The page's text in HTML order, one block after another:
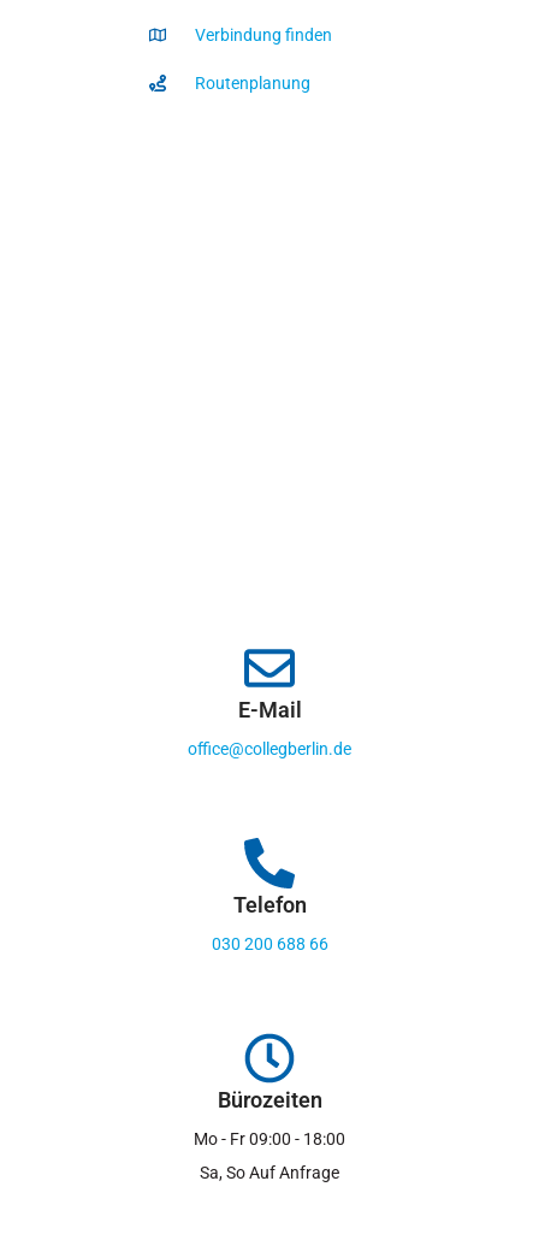
Verbindung finden
Routenplanung
E-Mail
office@collegberlin.de
Telefon
030 200 688 66
Bürozeiten
Mo - Fr 09:00 - 18:00
Sa, So Auf Anfrage